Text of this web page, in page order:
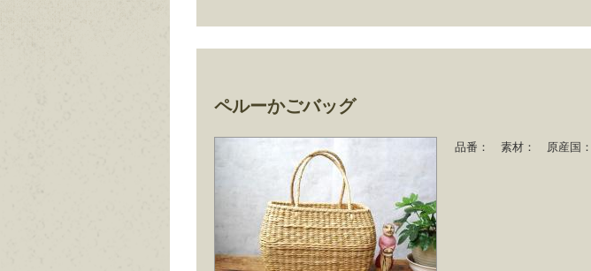
ペルーかごバッグ
品番： 素材： 原産国：